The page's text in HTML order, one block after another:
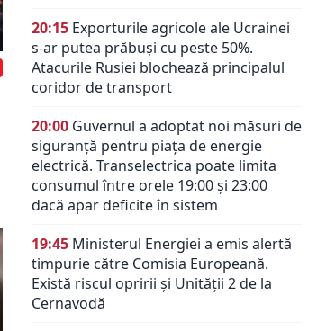
20:15 Exporturile agricole ale Ucrainei
s-ar putea prăbuși cu peste 50%.
Atacurile Rusiei blochează principalul
coridor de transport
20:00 Guvernul a adoptat noi măsuri de
siguranță pentru piața de energie
electrică. Transelectrica poate limita
consumul între orele 19:00 și 23:00
dacă apar deficite în sistem
19:45 Ministerul Energiei a emis alertă
timpurie către Comisia Europeană.
Există riscul opririi și Unității 2 de la
Cernavodă